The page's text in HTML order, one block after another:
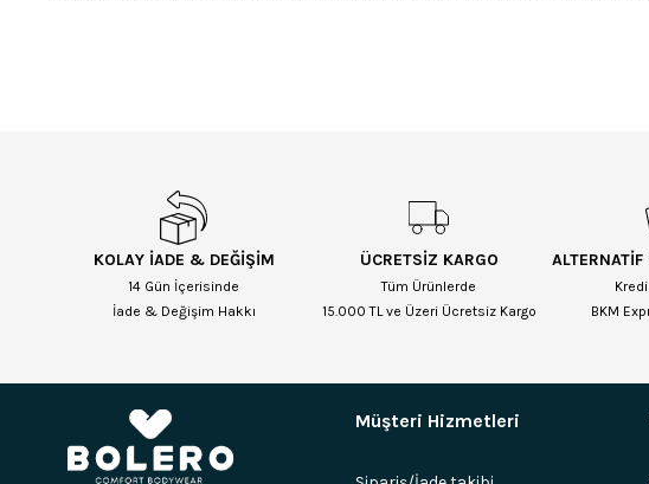
KOLAY İADE & DEĞİŞİM
14 Gün İçerisinde
İade & Değişim Hakkı
ÜCRETSİZ KARGO
Tüm Ürünlerde
15.000 TL ve Üzeri Ücretsiz Kargo
BKM
Müşteri Hizmetleri